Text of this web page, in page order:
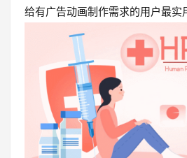
给有广告动画制作需求的用户最实